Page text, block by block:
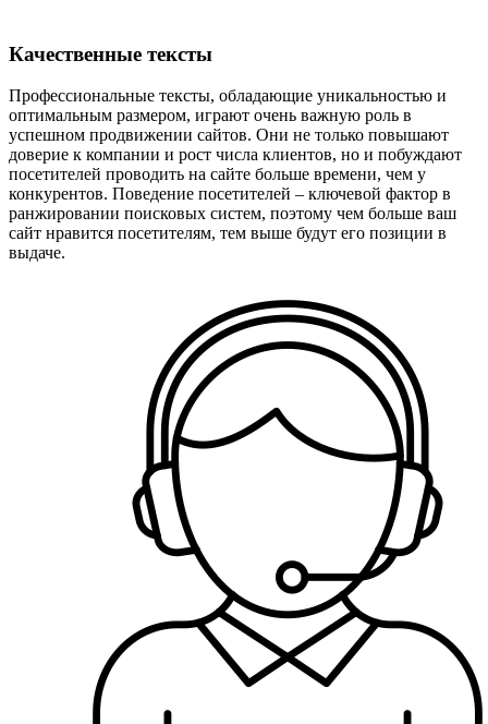
Качественные тексты
Профессиональные тексты, обладающие уникальностью и
оптимальным размером, играют очень важную роль в
успешном продвижении сайтов. Они не только повышают
доверие к компании и рост числа клиентов, но и побуждают
посетителей проводить на сайте больше времени, чем у
конкурентов. Поведение посетителей – ключевой фактор в
ранжировании поисковых систем, поэтому чем больше ваш
сайт нравится посетителям, тем выше будут его позиции в
выдаче.